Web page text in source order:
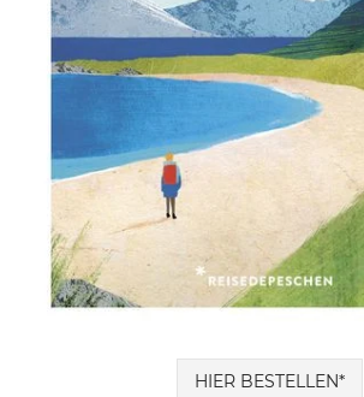
HIER BESTELLEN*